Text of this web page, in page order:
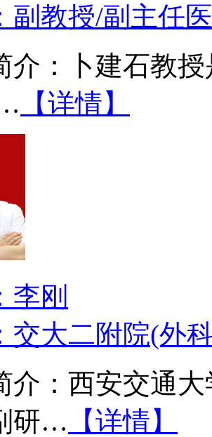
副教授/副主任
卜建石教授
【详情】
李刚
交大二附院(外
西安交通大
研… 【详情】